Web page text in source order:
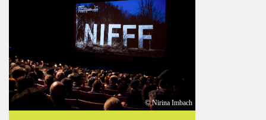
© Nirina Imbach